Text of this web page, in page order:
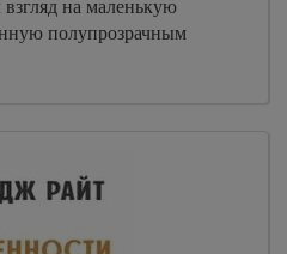
полупрозрачным